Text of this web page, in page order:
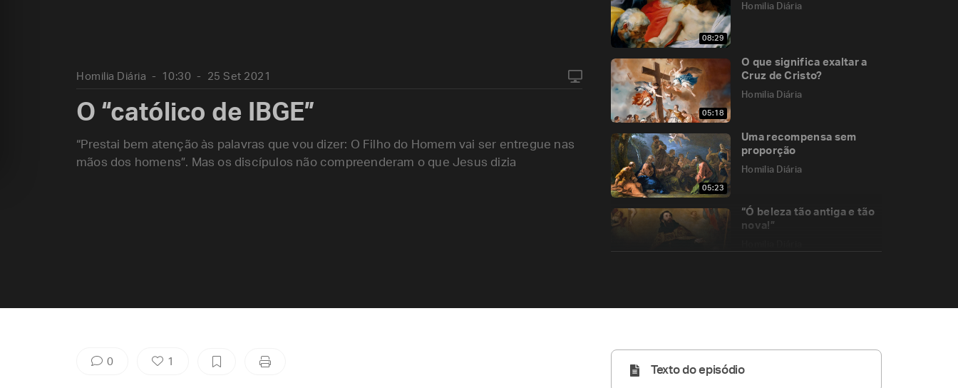
08:29
Homilia Diária
05:18
O que significa exaltar a
Cruz de Cristo?
Homilia Diária
05:23
Uma recompensa sem
proporção
Homilia Diária
“Ó beleza tão antiga e tão
nova!”
Homilia Diária 10:30 25 Set 2021
O “católico de IBGE”
“Prestai bem atenção às palavras que vou dizer: O Filho do Homem vai ser entregue nas
mãos dos homens”. Mas os discípulos não compreenderam o que Jesus dizia
0 1
Texto do episódio